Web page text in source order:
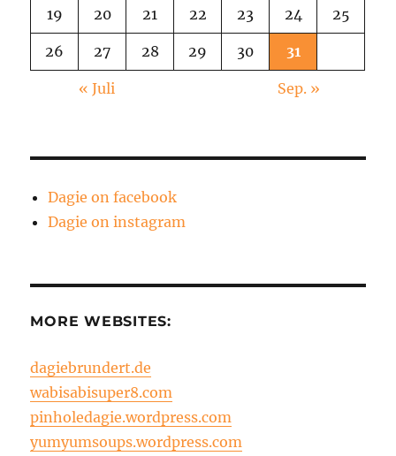
19 20 21 22 23 24 25
26 27 28 29 30 31
« Juli Sep. »
Dagie on facebook
Dagie on instagram
MORE WEBSITES:
dagiebrundert.de
wabisabisuper8.com
pinholedagie.wordpress.com
yumyumsoups.wordpress.com